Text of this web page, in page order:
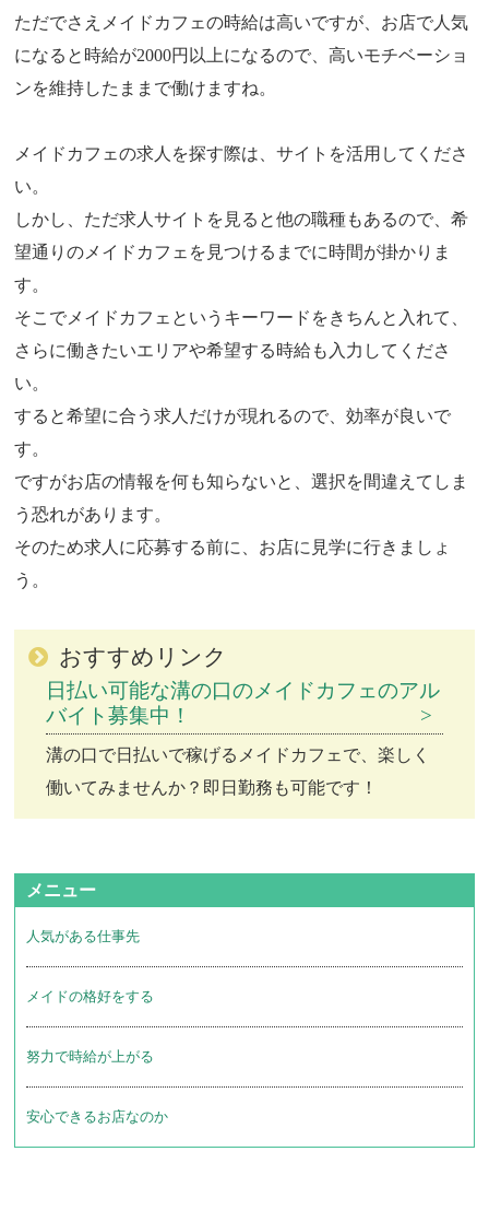
ただでさえメイドカフェの時給は高いですが、お店で人気
になると時給が2000円以上になるので、高いモチベーショ
ンを維持したままで働けますね。
メイドカフェの求人を探す際は、サイトを活用してくださ
い。
しかし、ただ求人サイトを見ると他の職種もあるので、希
望通りのメイドカフェを見つけるまでに時間が掛かりま
す。
そこでメイドカフェというキーワードをきちんと入れて、
さらに働きたいエリアや希望する時給も入力してくださ
い。
すると希望に合う求人だけが現れるので、効率が良いで
す。
ですがお店の情報を何も知らないと、選択を間違えてしま
う恐れがあります。
そのため求人に応募する前に、お店に見学に行きましょ
う。
おすすめリンク
日払い可能な溝の口のメイドカフェのアル
バイト募集中！
溝の口で日払いで稼げるメイドカフェで、楽しく
働いてみませんか？即日勤務も可能です！
メニュー
人気がある仕事先
メイドの格好をする
努力で時給が上がる
安心できるお店なのか